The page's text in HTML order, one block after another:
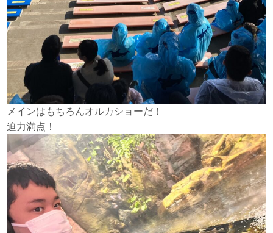
メインはもちろんオルカショーだ！
迫力満点！